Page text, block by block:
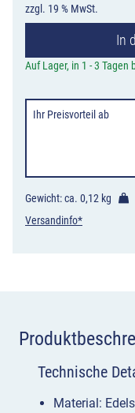
zzgl. 19 % MwSt.
In
Auf Lager, in 1 - 3 Tagen
Ihr Preisvorteil ab
Gewicht: ca. 0,12 kg
Versandinfo*
Technische
Material: